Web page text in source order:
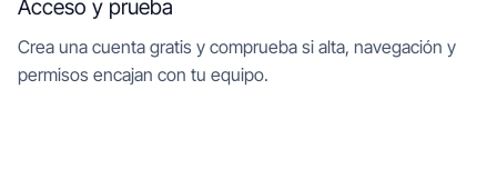
Acceso y prueba
Crea una cuenta gratis y comprueba si alta, navegación y
permisos encajan con tu equipo.